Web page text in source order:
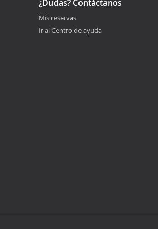
¿Dudas? Contáctanos
Mis reservas
Ir al Centro de ayuda